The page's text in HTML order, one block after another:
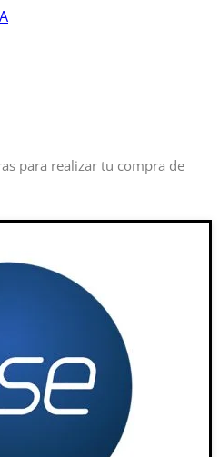
para realizar tu compra de